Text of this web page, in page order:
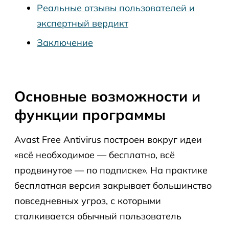
Реальные отзывы пользователей и
экспертный вердикт
Заключение
Основные возможности и
функции программы
Avast Free Antivirus построен вокруг идеи
«всё необходимое — бесплатно, всё
продвинутое — по подписке». На практике
бесплатная версия закрывает большинство
повседневных угроз, с которыми
сталкивается обычный пользователь